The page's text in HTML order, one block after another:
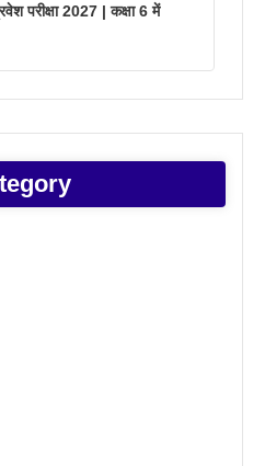
परीक्षा 2027 | कक्षा 6 में